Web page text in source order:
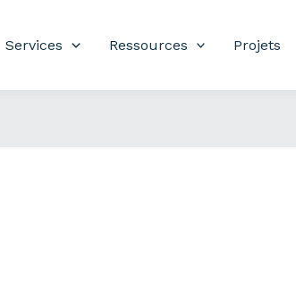
Services Ressources Projets